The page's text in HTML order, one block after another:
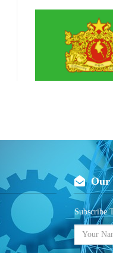
Our
Subscribe